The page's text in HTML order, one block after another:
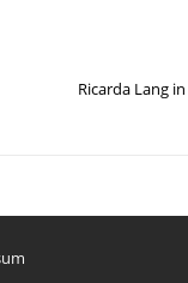
Ricarda Lang